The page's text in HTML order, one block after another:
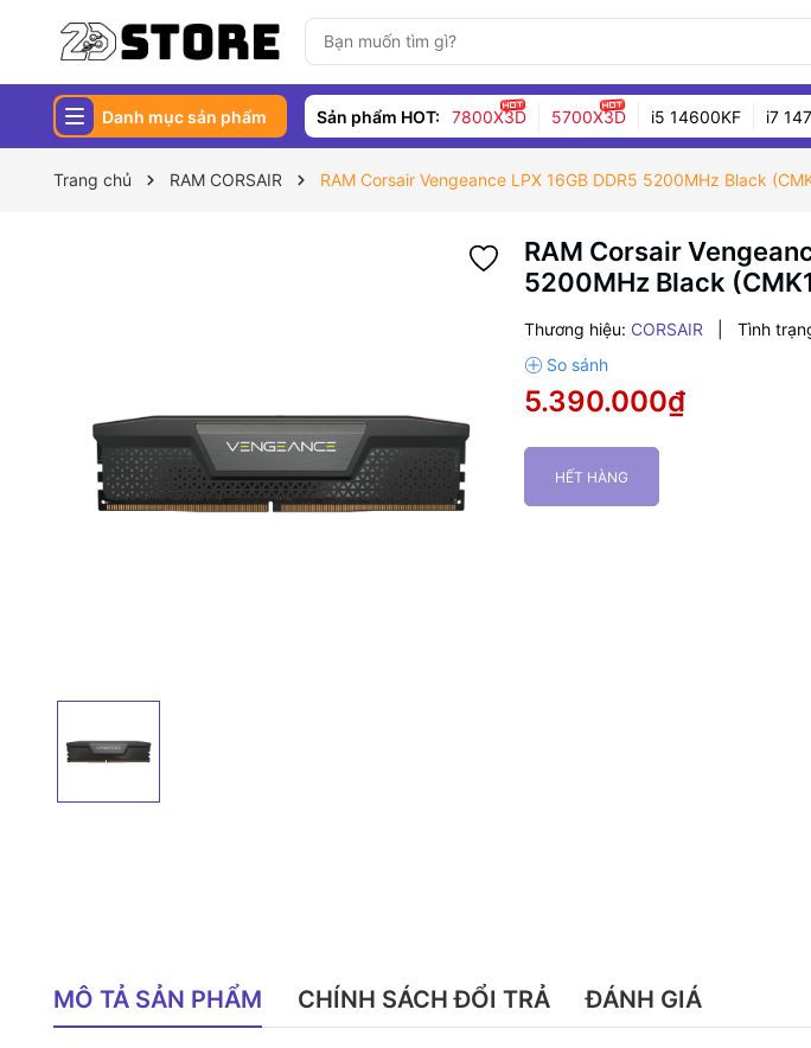
Danh mục sản phẩm Sản phẩm HOT: 7800X3D 5700X3D i5 14600KF i7
Trang chủ RAM CORSAIR RAM Corsair Vengeance LPX 16GB DDR5 5200MHz Black
RAM Corsair
5200MHz Black
Thương hiệu: CORSAIR Tình
5.390.000₫
HẾT HÀNG
MÔ TẢ SẢN PHẨM CHÍNH SÁCH ĐỔI TRẢ ĐÁNH GIÁ